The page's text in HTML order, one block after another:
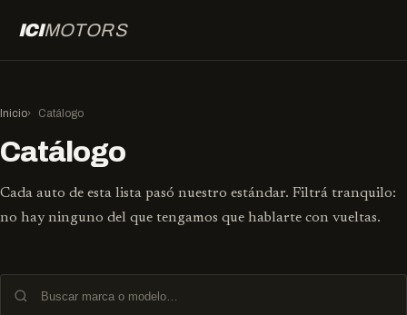
ICIMOTORS
Inicio Catálogo
Catálogo
Cada auto de esta lista pasó nuestro estándar. Filtrá tranquilo:
no hay ninguno del que tengamos que hablarte con vueltas.
Buscar por marca o modelo